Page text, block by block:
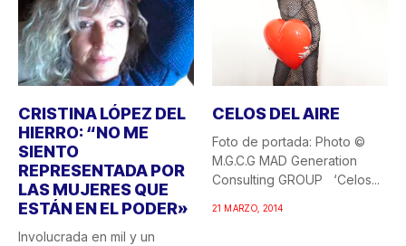
CRISTINA LÓPEZ DEL
HIERRO: “NO ME
SIENTO
REPRESENTADA POR
LAS MUJERES QUE
ESTÁN EN EL PODER»
Involucrada en mil y un
CELOS DEL AIRE
Foto de portada: Photo ©
M.G.C.G MAD Generation
Consulting GROUP ‘Celos...
21 MARZO, 2014